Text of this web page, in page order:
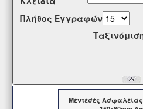
Πλήθος Εγγραφών
Μεντεσές